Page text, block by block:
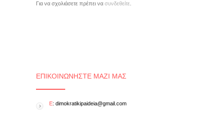
Για να σχολιάσετε πρέπει να συνδεθείτε
ΕΠΙΚΟΙΝΩΝΉΣΤΕ ΜΑΖΊ ΜΑΣ
E: dimokratikipaideia@gmail.com